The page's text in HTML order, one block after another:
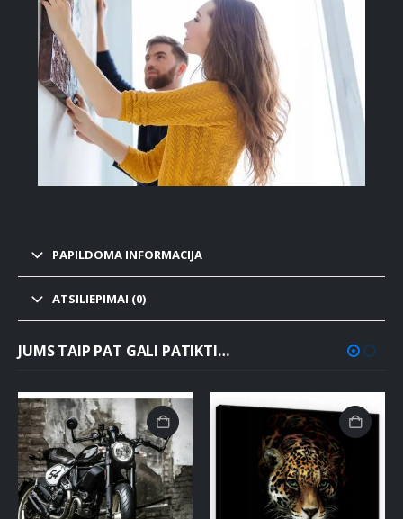
PAPILDOMA INFORMACIJA
ATSILIEPIMAI (0)
JUMS TAIP PAT GALI PATIKTI…